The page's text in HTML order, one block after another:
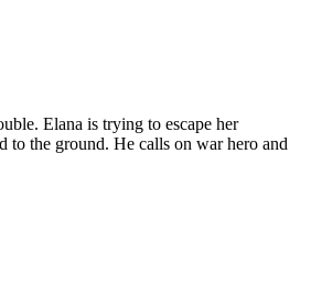
Elana is trying to escape her
to the ground. He calls on war hero and